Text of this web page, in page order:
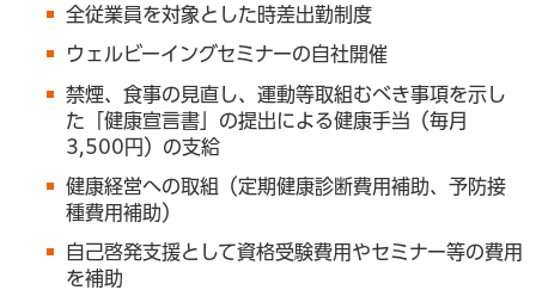
全従業員を対象とした時差出勤制度
ウェルビーイングセミナーの自社開催
禁煙、食事の見直し、運動等取組むべき事項を示し
た「健康宣言書」の提出による健康手当（毎月
3,500円）の支給
健康経営への取組（定期健康診断費用補助、予防接
種費用補助）
自己啓発支援として資格受験費用やセミナー等の費用
を補助